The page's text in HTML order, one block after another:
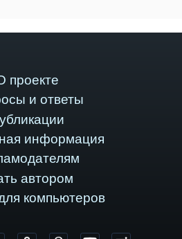
проекте
и ответы
информация
автором
компьютеров